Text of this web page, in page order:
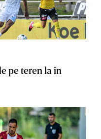
pe teren la în